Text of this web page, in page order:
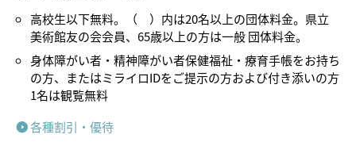
高校生以下無料。（ ）内は20名以上の団体料金。県立
美術館友の会会員、65歳以上の方は一般 団体料金。
身体障がい者・精神障がい者保健福祉・療育手帳をお持ち
の方、またはミライロIDをご提示の方および付き添いの方
1名は観覧無料
各種割引・優待